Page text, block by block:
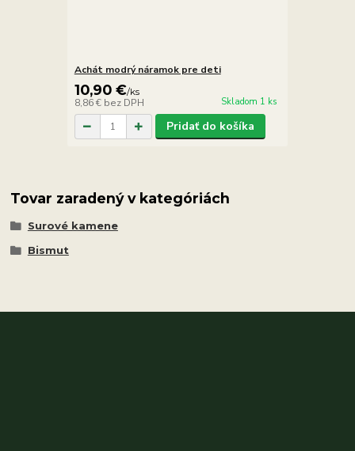
Achát modrý náramok pre deti
10,90 €/ks
8,86 € bez DPH Skladom 1 ks
Pridať do košíka
Tovar zaradený v kategóriách
Surové kamene
Bismut